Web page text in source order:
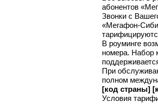
абонентов
Звонки с
«Мегафон-
В роуминге
номера. Набор
При
полном
[код страны]
Условия